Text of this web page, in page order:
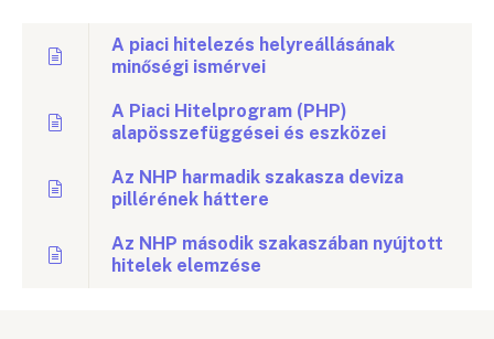
A piaci hitelezés helyreállásának
minőségi ismérvei
A Piaci Hitelprogram (PHP)
alapösszefüggései és eszközei
Az NHP harmadik szakasza deviza
pillérének háttere
Az NHP második szakaszában nyújtott
hitelek elemzése